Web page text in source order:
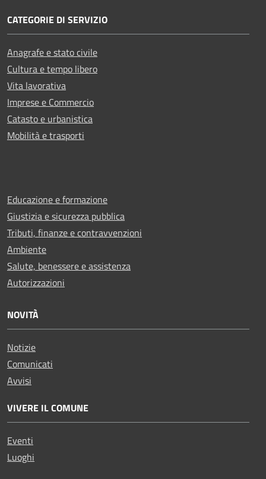
CATEGORIE DI SERVIZIO
Anagrafe e stato civile
Cultura e tempo libero
Vita lavorativa
Imprese e Commercio
Catasto e urbanistica
Mobilità e trasporti
Educazione e formazione
Giustizia e sicurezza pubblica
Tributi, finanze e contravvenzioni
Ambiente
Salute, benessere e assistenza
Autorizzazioni
NOVITÀ
Notizie
Comunicati
Avvisi
VIVERE IL COMUNE
Eventi
Luoghi